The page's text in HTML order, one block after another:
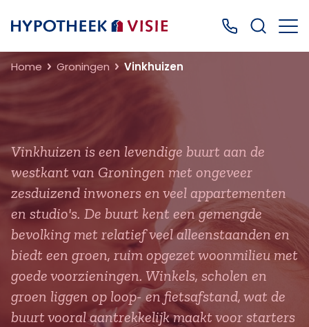
Terug naar home Bel ons: 0499
Home Groningen Vinkhuizen
Vinkhuizen is een levendige buurt aan de
westkant van Groningen met ongeveer
zesduizend inwoners en veel appartementen
en studio's. De buurt kent een gemengde
bevolking met relatief veel alleenstaanden en
biedt een groen, ruim opgezet woonmilieu met
goede voorzieningen. Winkels, scholen en
groen liggen op loop- en fietsafstand, wat de
buurt vooral aantrekkelijk maakt voor starters